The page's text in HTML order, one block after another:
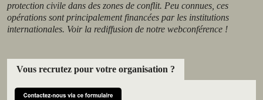
protection civile dans des zones de conflit. Peu connues, ces
opérations sont principalement financées par les institutions
internationales. Voir la rediffusion de notre webconférence !
Vous recrutez pour votre organisation ?